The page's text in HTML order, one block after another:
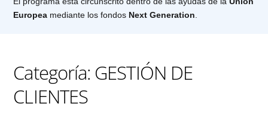
Europea mediante los fondos Next Generation
Categoría: GESTIÓN DE
CLIENTES